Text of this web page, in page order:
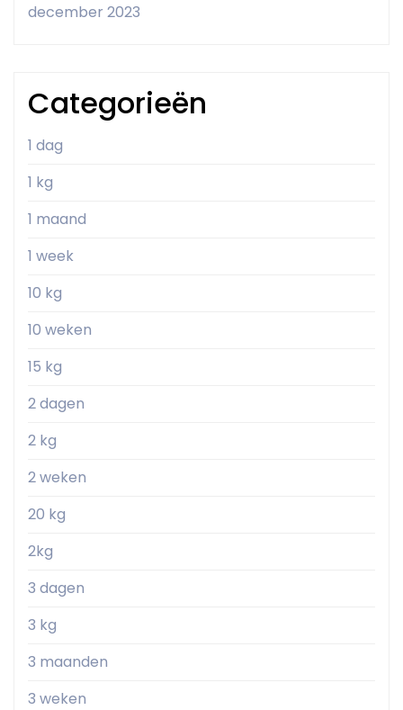
december 2023
Categorieën
1 dag
1 kg
1 maand
1 week
10 kg
10 weken
15 kg
2 dagen
2 kg
2 weken
20 kg
2kg
3 dagen
3 kg
3 maanden
3 weken